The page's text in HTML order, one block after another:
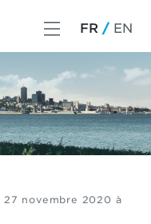
FR EN
27 novembre 2020 à